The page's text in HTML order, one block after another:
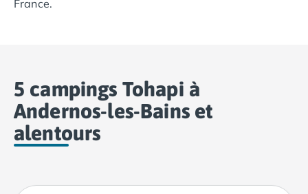
Camping Biarritz
Camping Calvados
Camping Cabourg
Camping Caen
Camping Honfleur
Camping Manche
France.
5 campings Tohapi à
Andernos-les-Bains et
alentours